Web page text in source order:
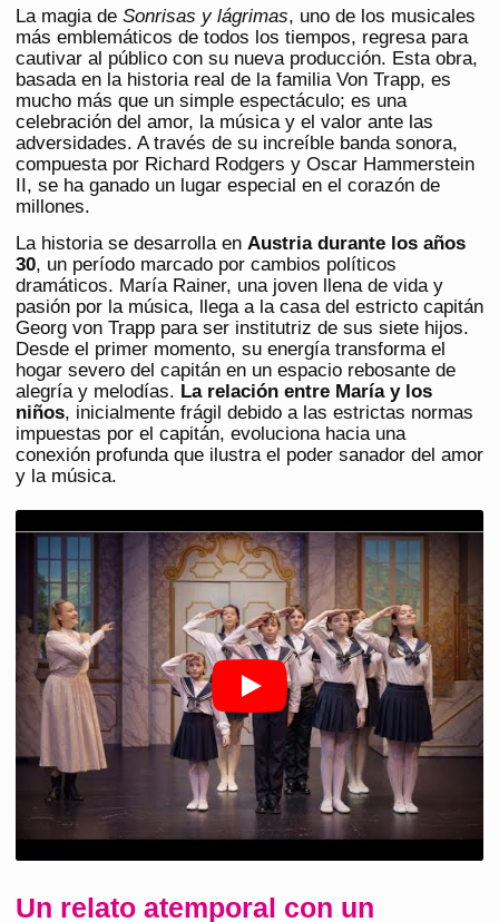
La magia de Sonrisas y lágrimas, uno de los musicales
más emblemáticos de todos los tiempos, regresa para
cautivar al público con su nueva producción. Esta obra,
basada en la historia real de la familia Von Trapp, es
mucho más que un simple espectáculo; es una
celebración del amor, la música y el valor ante las
adversidades. A través de su increíble banda sonora,
compuesta por Richard Rodgers y Oscar Hammerstein
II, se ha ganado un lugar especial en el corazón de
millones.
La historia se desarrolla en Austria durante los años
30, un período marcado por cambios políticos
dramáticos. María Rainer, una joven llena de vida y
pasión por la música, llega a la casa del estricto capitán
Georg von Trapp para ser institutriz de sus siete hijos.
Desde el primer momento, su energía transforma el
hogar severo del capitán en un espacio rebosante de
alegría y melodías. La relación entre María y los
niños, inicialmente frágil debido a las estrictas normas
impuestas por el capitán, evoluciona hacia una
conexión profunda que ilustra el poder sanador del amor
y la música.
Un relato atemporal con un